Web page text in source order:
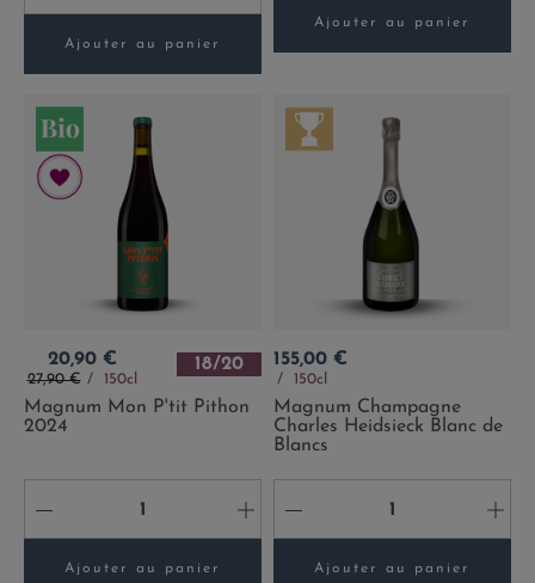
Ajouter au panier
Ajouter au panier
Prix
20,90 €
Prix de base
27,90 € 150cl
18/20
Magnum Mon P'tit Pithon
2024
- +
Ajouter au panier
Prix
155,00 €
150cl
Magnum Champagne
Charles Heidsieck Blanc de
Blancs
- +
Ajouter au panier